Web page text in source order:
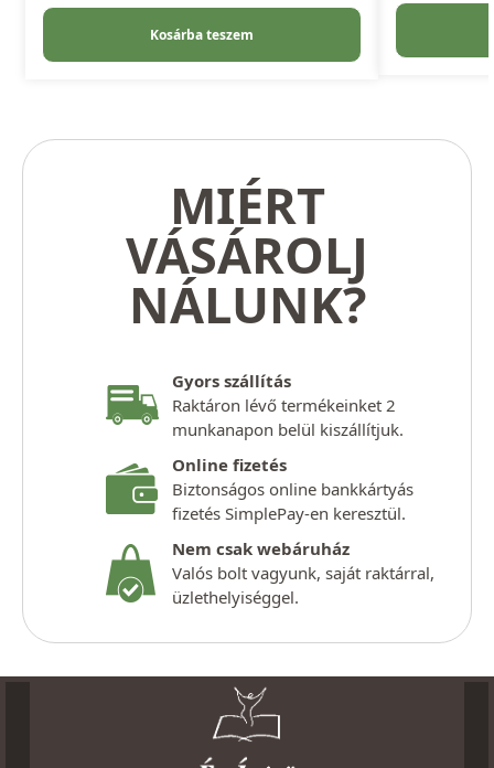
Kosárba teszem
MIÉRT
VÁSÁROLJ
NÁLUNK?
Gyors szállítás
Raktáron lévő termékeinket 2
munkanapon belül kiszállítjuk.
Online fizetés
Biztonságos online bankkártyás
fizetés SimplePay-en keresztül.
Nem csak webáruház
Valós bolt vagyunk, saját raktárral,
üzlethelyiséggel.